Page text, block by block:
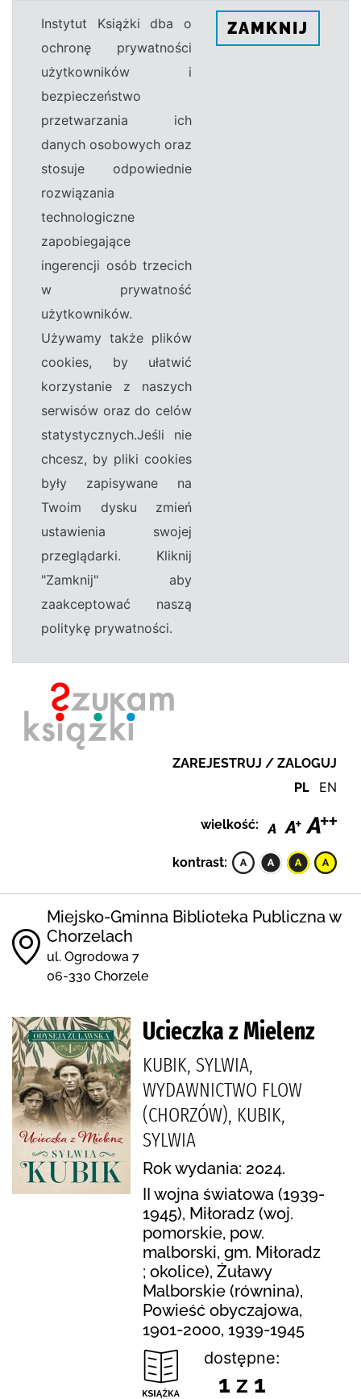
Instytut Książki dba o
ochronę prywatności
użytkowników i
bezpieczeństwo
przetwarzania ich
danych osobowych oraz
stosuje odpowiednie
rozwiązania
technologiczne
zapobiegające
ingerencji osób trzecich
w prywatność
użytkowników.
Używamy także plików
cookies, by ułatwić
korzystanie z naszych
serwisów oraz do celów
statystycznych.Jeśli nie
chcesz, by pliki cookies
były zapisywane na
Twoim dysku zmień
ustawienia swojej
przeglądarki. Kliknij
"Zamknij" aby
zaakceptować naszą
politykę prywatności.
ZAMKNIJ
ZAREJESTRUJ / ZALOGUJ
PL EN
wielkość:
kontrast:
Miejsko-Gminna Biblioteka Publiczna w
Chorzelach
ul. Ogrodowa 7
06-330 Chorzele
Ucieczka z Mielenz
KUBIK, SYLWIA,
WYDAWNICTWO FLOW
(CHORZÓW), KUBIK,
SYLWIA
Rok wydania: 2024.
II wojna światowa (1939-
1945), Miłoradz (woj.
pomorskie, pow.
malborski, gm. Miłoradz
; okolice), Żuławy
Malborskie (równina),
Powieść obyczajowa,
1901-2000, 1939-1945
dostępne:
1 z 1